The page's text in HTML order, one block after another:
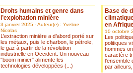
Droits humains et genre dans
l’exploitation minière
3 janvier 2025 - Auteur(e) : Yveline
Nicolas
L’extraction minière a d’abord porté sur
les métaux, puis le charbon, le pétrole,
le gaz à partir de la révolution
industrielle en Occident. Un nouveau
"boom minier" alimente les
technologies développées (...)
Base de
en
10 octobre
Les
politiques
hommes
caractère
par